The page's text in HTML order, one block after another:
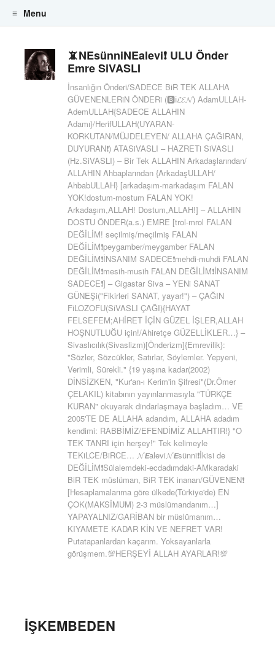
📵NEsünniNEalevi❗ ULU Önder
Emre SiVASLI
İnsanlığın Önderi/SADECE BiR TEK ALLAHA
GÜVENENLERiN ÖNDERi (🅱️ℹ️𝓛𝓔𝓝) AdamULLAH-
AdemULLAH{SADECE ALLAHIN
Adamı}/HerifULLAH(UYARAN-
KORKUTAN/MÜJDELEYEN/ ALLAHA ÇAĞIRAN,
DUYURAN❗) ATASiVASLI – HAZRETi SiVASLI
(Hz.SiVASLI) – Bir Tek ALLAHIN Arkadaşlarından/
ALLAHIN Ahbaplarından {ArkadaşULLAH/
AhbabULLAH} [arkadaşım-markadaşım FALAN
YOK!dostum-mostum FALAN YOK!
Arkadaşım,ALLAH! Dostum,ALLAH!] – ALLAHIN
DOSTU ÖNDER(a.s.) EMRE [trol-mrol FALAN
DEĞİLİM! seçilmiş/meçilmiş FALAN
DEĞİLİM❗peygamber/meygamber FALAN
DEĞİLİM❗İNSANIM SADECE❗mehdi-muhdi FALAN
DEĞİLİM❗mesih-musih FALAN DEĞİLİM❗İNSANIM
SADECE❗] – Gigastar Siva – YENi SANAT
GÜNEŞi("Fikirleri SANAT, yayar!") – ÇAĞIN
FiLOZOFU(SiVASLI ÇAĞI){HAYAT
FELSEFEM;AHİRET İÇİN GÜZEL İŞLER,ALLAH
HOŞNUTLUĞU için!/Ahiretçe GÜZELLİKLER…} –
Sivaslıcılık(Sivaslizm)[Önderizm]{Emrevilik}:
"Sözler, Sözcükler, Satırlar, Söylemler. Yepyeni,
Verimli, Sürekli." {19 yaşına kadar(2002)
DİNSİZKEN, "Kur'an-ı Kerim'in Şifresi"(Dr.Ömer
ÇELAKIL) kitabının yayınlanmasıyla "TÜRKÇE
KURAN" okuyarak dindarlaşmaya başladım… VE
2005'TE DE ALLAHA adandım, ALLAHA adadım
kendimi: RABBİMİZ/EFENDİMİZ ALLAHTIR!} "O
TEK TANRI için herşey!" Tek kelimeyle
TEKiLCE/BiRCE… 𝓝𝙀alevi𝓝𝙀sünni❗İkisi de
DEĞİLİM❗Sülalemdeki-ecdadımdaki-AMkaradaki
BiR TEK müslüman, BiR TEK inanan/GÜVENEN❗
[Hesaplamalarıma göre ülkede(Türkiye'de) EN
ÇOK(MAKSİMUM) 2-3 müslümandanım…]
YAPAYALNIZ/GARİBAN bir müslümanım…
KIYAMETE KADAR KİN VE NEFRET VAR!
Putatapanlardan kaçarım. Yoksayanlarla
görüşmem.💯HERŞEYİ ALLAH AYARLAR!💯
Menu
İŞKEMBEDEN